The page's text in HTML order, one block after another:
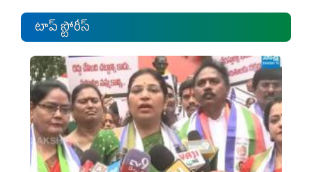
టాప్ స్టోరీస్